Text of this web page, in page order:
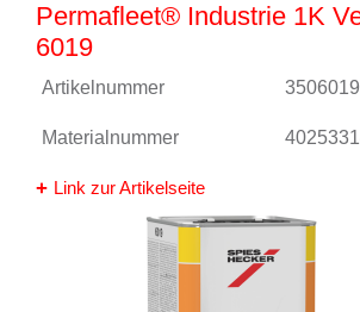
Permafleet® Industrie 1K
6019
Artikelnummer
Materialnummer
Link zur Artikelseite